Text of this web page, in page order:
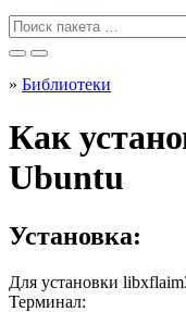
Поиск
для
» Библиотеки
Как
Ubuntu
Установка:
Для установки
Терминал: